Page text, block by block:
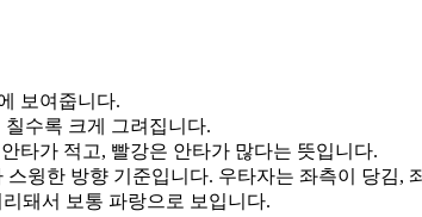
보여줍니다.
수록 크게 그려집니다.
타가 적고, 빨강은 안타가 많다는 뜻입니다.
스윙한 방향 기준입니다. 우타자는 좌측이 당김,
리돼서 보통 파랑으로 보입니다.